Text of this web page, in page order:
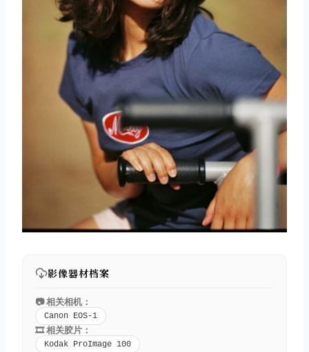
影像器材档案
📷 相关相机：
Canon EOS-1
🎞️ 相关胶片：
Kodak ProImage 100